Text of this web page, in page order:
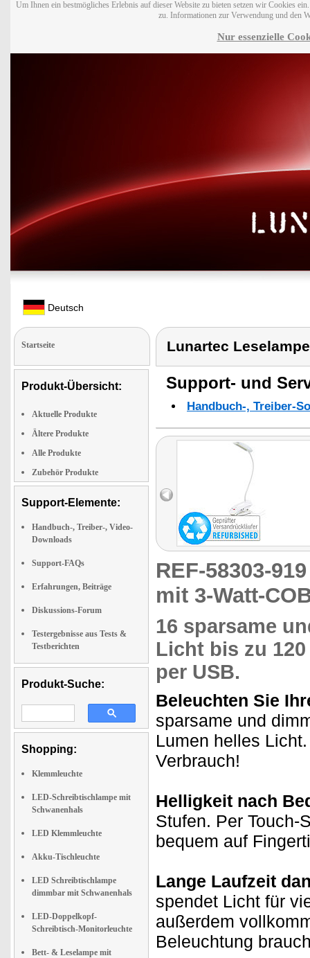
Um Ihnen ein bestmögliches Erlebnis auf dieser Website zu bieten setzen wir Cookies
zu. Informationen zur Verwendung und den
Nur essenzielle
Deutsch
Startseite
Produkt-Übersicht:
Aktuelle Produkte
Ältere Produkte
Alle Produkte
Zubehör Produkte
Support-Elemente:
Handbuch-, Treiber-, Video-
Downloads
Support-FAQs
Erfahrungen, Beiträge
Diskussions-Forum
Testergebnisse aus Tests &
Testberichten
Produkt-Suche:
Shopping:
Klemmleuchte
LED-Schreibtischlampe mit
Schwanenhals
LED Klemmleuchte
Akku-Tischleuchte
LED Schreibtischlampe
dimmbar mit Schwanenhals
LED-Doppelkopf-
Schreibtisch-Monitorleuchte
Bett- & Leselampe mit
Lunartec
Support- und
Handbuch-, Treiber-
REF-58303-
mit 3-Watt-
16 sparsame
Licht bis zu
per USB.
Beleuchten Sie
sparsame und
Lumen helles
Verbrauch!
Helligkeit nach
Stufen. Per Touch-
bequem auf
Lange Laufzeit
spendet Licht für
außerdem
Beleuchtung